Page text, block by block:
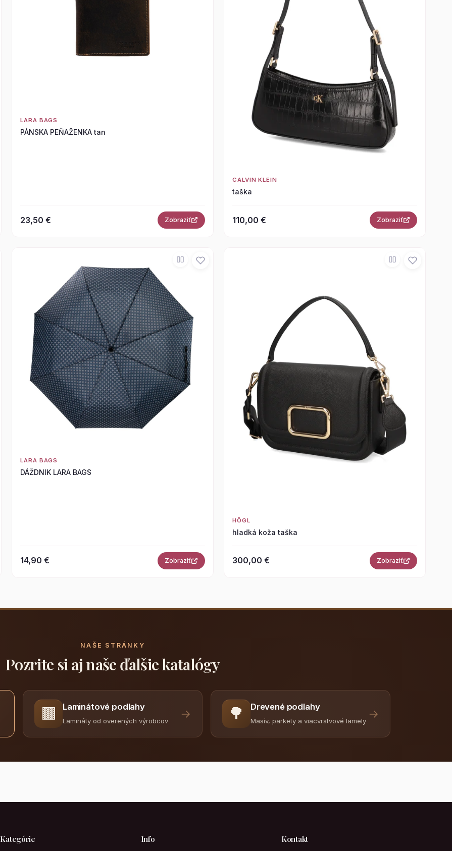
LARA BAGS
PÁNSKA PEŇAŽENKA tan
23,50 € Zobraziť
CALVIN KLEIN
taška
110,00 € Zobraziť
LARA BAGS
DÁŽDNIK LARA BAGS
14,90 € Zobraziť
HÖGL
hladká koža taška
300,00 € Zobraziť
NAŠE STRÁNKY
Pozrite si aj naše ďalšie katalógy
🟫 Laminátové podlahy
Lamináty od overených výrobcov
→ 🌳 Drevené podlahy
Masív, parkety a viacvrstvové lamely
→
Kategórie Info Kontakt